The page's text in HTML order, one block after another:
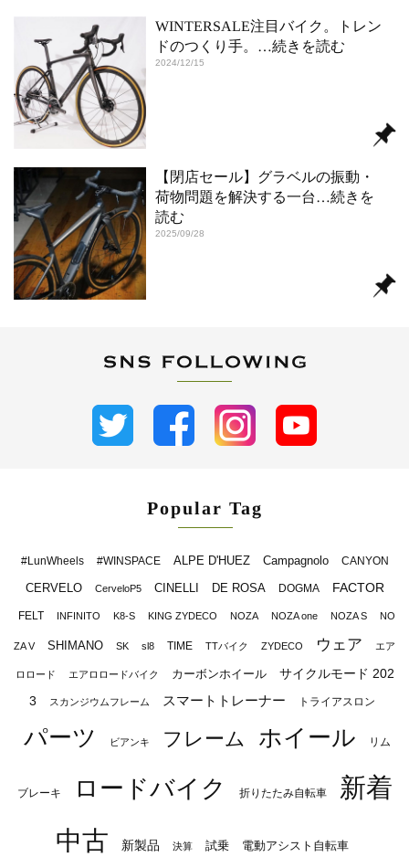
WINTERSALE注目バイク。トレン
ドのつくり手。 …続きを読む
2024/12/15
【閉店セール】グラベルの振動・
荷物問題を解決する一台 …続きを
読む
2025/09/28
Popular Tag
#LunWheels #WINSPACE ALPE D'HUEZ Campagnolo CANYON
CERVELO CerveloP5 CINELLI DE ROSA DOGMA FACTOR
FELT INFINITO K8-S KING ZYDECO NOZA NOZA one NOZA S NO
ZA V SHIMANO SK sl8 TIME TTバイク ZYDECO ウェア エア
ロロード エアロロードバイク カーボンホイール
サイクルモード 202
3
スカンジウムフレーム スマートトレーナー トライアスロン
パーツ ビアンキ フレーム ホイール リム
ブレーキ ロードバイク 折りたたみ自転車
新着
中古
新製品 決算 試乗 電動アシスト自転車